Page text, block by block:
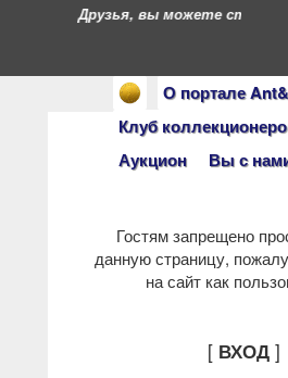
О портале
Клуб
Аукцион
Вы с
Друзья, вы можете стать
Гостям запрещено
данную страницу,
на сайт как
[ ВХОД]